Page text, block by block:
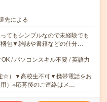
先による
てもシンプルなので未経験でも
包▼雑誌や書籍などの仕分…
/ パソコンスキル不要 / 英語力
☆）▼高校生不可▼携帯電話をお
）※応募後のご連絡はメ…